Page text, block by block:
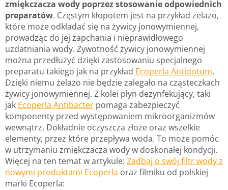
zmiękczacza wody poprzez stosowanie odpowiednich
preparatów. Częstym kłopotem jest na przykład żelazo,
które może odkładać się na żywicy jonowymiennej,
prowadząc do jej zapchania i nieprawidłowego
uzdatniania wody. Żywotność żywicy jonowymiennej
można przedłużyć dzięki zastosowaniu specjalnego
preparatu takiego jak na przykład Ecoperla Antidotum.
Dzięki niemu żelazo nie będzie zalegało na cząsteczkach
żywicy jonowymiennej. Z kolei płyn dezynfekujący, taki
jak Ecoperla Antibacter pomaga zabezpieczyć
komponenty przed występowaniem mikroorganizmów
wewnątrz. Dokładnie oczyszcza złoże oraz wszelkie
elementy, przez które przepływa woda. To może pomóc
w utrzymaniu zmiękczacza wody w doskonałej kondycji.
Więcej na ten temat w artykule: Zadbaj o swój filtr wody z
nowymi produktami Ecoperla oraz filmiku od polskiej
marki Ecoperla: